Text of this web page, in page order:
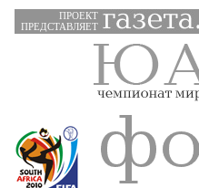
ПРОЕКТ
ПРЕДСТАВЛЯЕТ